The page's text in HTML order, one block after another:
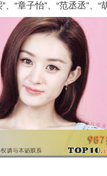
“章子怡”、“范丞丞”、“